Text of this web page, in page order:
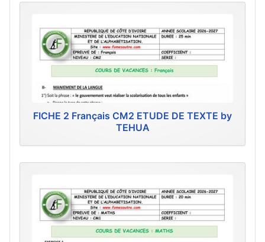
FICHE 2 Français CM2 ETUDE DE TEXTE by
TEHUA